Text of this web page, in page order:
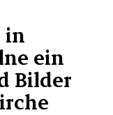
in
ein
Bilder